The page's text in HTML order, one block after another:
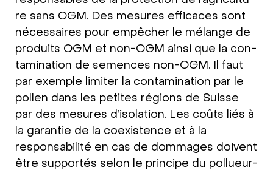
re sans OGM. Des mesu­res effi­caces sont
néces­saires pour empêcher le mélan­ge de
pro­duits OGM et non-OGM ain­si que la con­
ta­mi­na­ti­on de semen­ces non-OGM. Il faut
par exemp­le limi­ter la con­ta­mi­na­ti­on par le
pol­len dans les peti­tes régions de Suis­se
par des mesu­res d’iso­la­ti­on. Les coûts liés à
la garan­tie de la coexi­stence et à la
responsa­bi­li­té en cas de dom­mages doi­vent
être sup­port­és selon le prin­ci­pe du pol­lueur-